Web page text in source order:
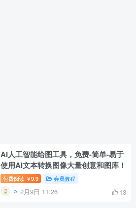
AI人工智能给图工具，免费-简单-易于
使用AI文本转换图像大量创意和图库！
付费阅读 ￥9.9 会员教程
2月9日 11:26 13